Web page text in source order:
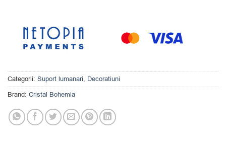
Categorii: Suport lumanari, Decoratiuni
Brand: Cristal Bohemia